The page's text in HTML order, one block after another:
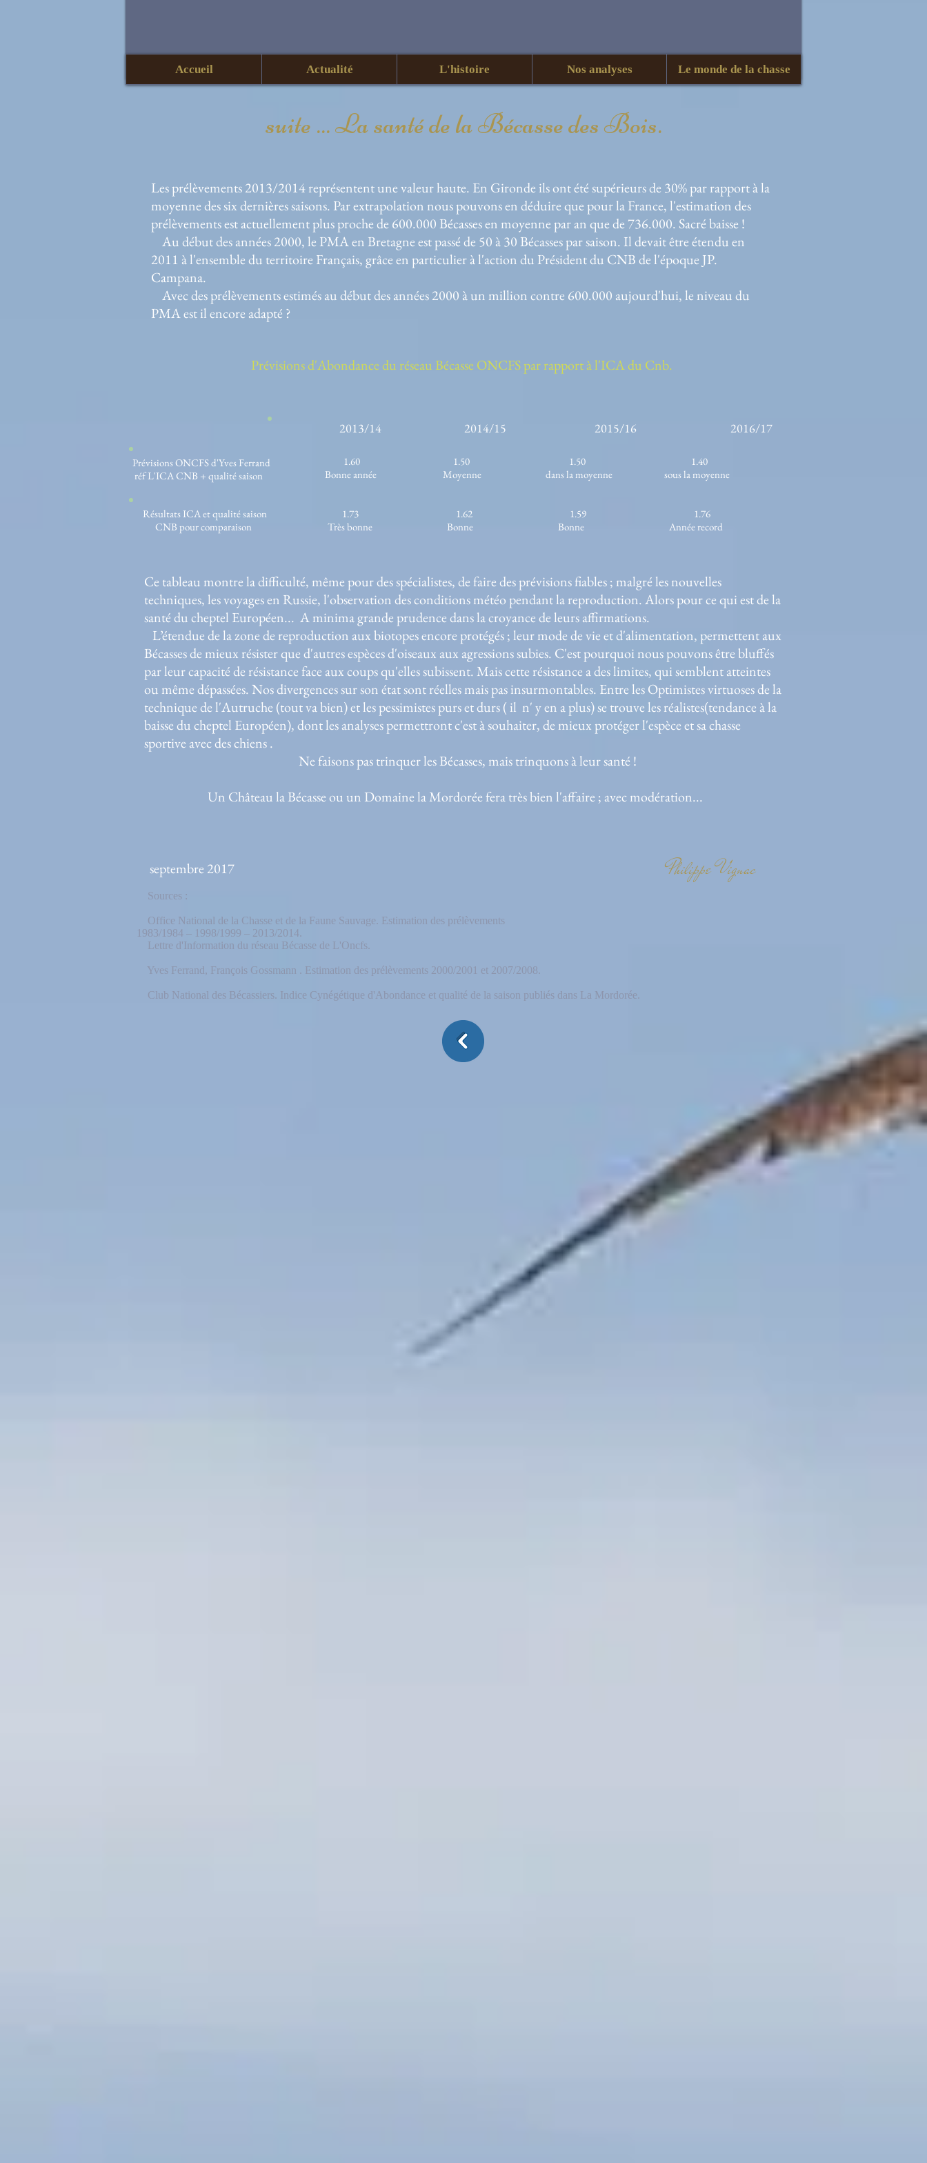
Accueil Actualité L'histoire Nos analyses Le monde de la chasse
suite ... La santé de la Bécasse des Bois.
Les prélèvements 2013/2014 représentent une valeur haute. En Gironde ils ont été supérieurs de 30% par rapport à la
moyenne des six dernières saisons. Par extrapolation nous pouvons en déduire que pour la France, l'estimation des
prélèvements est actuellement plus proche de 600.000 Bécasses en moyenne par an que de 736.000. Sacré baisse !
Au début des années 2000, le PMA en Bretagne est passé de 50 à 30 Bécasses par saison. Il devait être étendu en
2011 à l'ensemble du territoire Français, grâce en particulier à l'action du Président du CNB de l'époque JP.
Campana.
Avec des prélèvements estimés au début des années 2000 à un million contre 600.000 aujourd'hui, le niveau du
PMA est il encore adapté ?
Prévisions d'Abondance du réseau Bécasse ONCFS par rapport à l'ICA du Cnb.
2013/14 2014/15 2015/16 2016/17
Prévisions ONCFS d'Yves Ferrand
réf L'ICA CNB + qualité saison
1.60 1.50 1.50 1.40
Bonne année Moyenne dans la moyenne sous la moyenne
Résultats ICA et qualité saison
CNB pour comparaison
1.73 1.62 1.59 1.76
Très bonne Bonne Bonne Année record
Ce tableau montre la difficulté, même pour des spécialistes, de faire des prévisions fiables ; malgré les nouvelles
techniques, les voyages en Russie, l'observation des conditions météo pendant la reproduction. Alors pour ce qui est de la
santé du cheptel Européen... A minima grande prudence dans la croyance de leurs affirmations.
L’étendue de la zone de reproduction aux biotopes encore protégés ; leur mode de vie et d'alimentation, permettent aux
Bécasses de mieux résister que d'autres espèces d'oiseaux aux agressions subies. C'est pourquoi nous pouvons être bluffés
par leur capacité de résistance face aux coups qu'elles subissent. Mais cette résistance a des limites, qui semblent atteintes
ou même dépassées. Nos divergences sur son état sont réelles mais pas insurmontables. Entre les Optimistes virtuoses de la
technique de l'Autruche (tout va bien) et les pessimistes purs et durs ( il n' y en a plus) se trouve les réalistes(tendance à la
baisse du cheptel Européen), dont les analyses permettront c'est à souhaiter, de mieux protéger l'espèce et sa chasse
sportive avec des chiens .
Ne faisons pas trinquer les Bécasses, mais trinquons à leur santé !
Un Château la Bécasse ou un Domaine la Mordorée fera très bien l'affaire ; avec modération...
septembre 2017Philippe Vignac
Sources :
Office National de la Chasse et de la Faune Sauvage. Estimation des prélèvements
1983/1984 – 1998/1999 – 2013/2014.
Lettre d'Information du réseau Bécasse de L'Oncfs.
Yves Ferrand, François Gossmann . Estimation des prélèvements 2000/2001 et 2007/2008.
Club National des Bécassiers. Indice Cynégétique d'Abondance et qualité de la saison publiés dans La Mordorée.